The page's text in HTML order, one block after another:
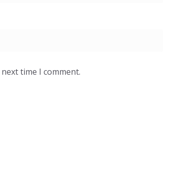
time I comment.